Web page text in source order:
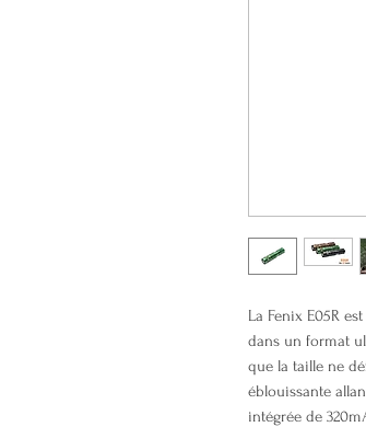
La Fenix E05R
dans un format
que la taille ne
éblouissante
intégrée de